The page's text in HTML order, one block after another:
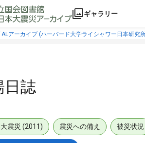
ギャラリー
アーカイブ (ハーバード大学ライシャワー日本研究
日誌
震災 (2011) 震災への備え 被災状況